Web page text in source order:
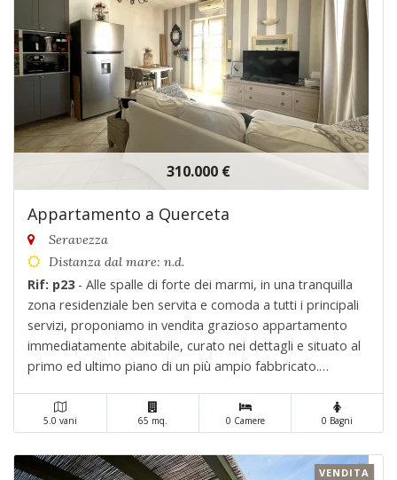
310.000 €
Appartamento a Querceta
Seravezza
Distanza dal mare: n.d.
Rif: p23- Alle spalle di forte dei marmi, in una tranquilla
zona residenziale ben servita e comoda a tutti i principali
servizi, proponiamo in vendita grazioso appartamento
immediatamente abitabile, curato nei dettagli e situato al
primo ed ultimo piano di un più ampio fabbricato.
da:- ingresso- luminoso soggio. . .
5.0 vani 65 mq. 0 Camere 0 Bagni
VENDITA